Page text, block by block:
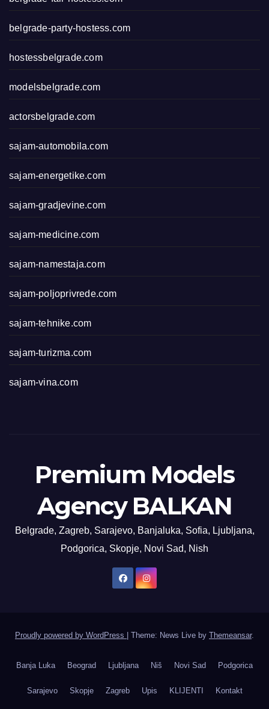
belgrade-party-hostess.com
hostessbelgrade.com
modelsbelgrade.com
actorsbelgrade.com
sajam-automobila.com
sajam-energetike.com
sajam-gradjevine.com
sajam-medicine.com
sajam-namestaja.com
sajam-poljoprivrede.com
sajam-tehnike.com
sajam-turizma.com
sajam-vina.com
Premium Models
Agency BALKAN
Belgrade, Zagreb, Sarajevo, Banjaluka, Sofia, Ljubljana,
Podgorica, Skopje, Novi Sad, Nish
Proudly powered by WordPress Theme: News Live by Themeansar.
Banja Luka Beograd Ljubljana Niš Novi Sad Podgorica
Sarajevo Skopje Zagreb Upis KLIJENTI Kontakt